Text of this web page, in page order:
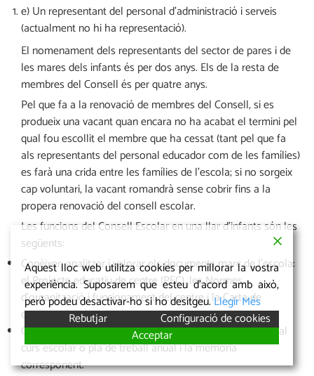
e) Un representant del personal d’administració i serveis
(actualment no hi ha representació).
El nomenament dels representants del sector de pares i de
les mares dels infants és per dos anys. Els de la resta de
membres del Consell és per quatre anys.
Pel que fa a la renovació de membres del Consell, si es
produeix una vacant quan encara no ha acabat el termini pel
qual fou escollit el membre que ha cessat (tant pel que fa
als representants del personal educador com de les famílies)
es farà una crida entre les famílies de l’escola; si no sorgeix
cap voluntari, la vacant romandrà sense cobrir fins a la
propera renovació del consell escolar.
Les funcions del Consell Escolar en una llar d’infants són les
següents:
Conèixer, analitzar i valorar els documents marc de l’escola:
el Projecte educatiu de centre (PEC), les Normes
d’organització i funcionament del centre i la Carta de
compromís educatiu.
Conèixer i valorar la programació general del centre per al
curs escolar o pla de treball anual i la memòria
corresponent.
Aquest lloc web utilitza cookies per millorar la vostra
experiència. Suposarem que esteu d'acord amb això,
però podeu desactivar-ho si ho desitgeu.Llegir Més
Rebutjar
Configuració de cookies
Acceptar